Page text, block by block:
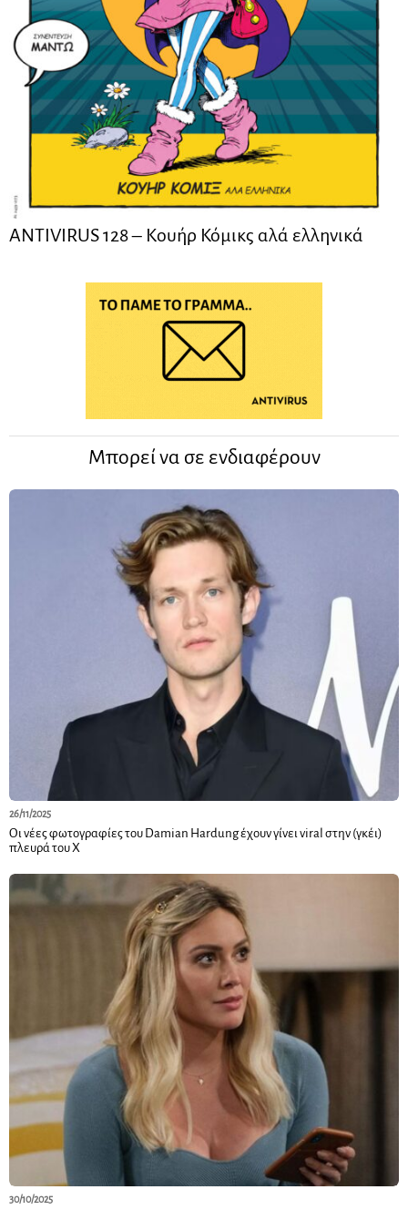
ANTIVIRUS 128 – Kουήρ Κόμικς αλά ελληνικά
Μπορεί να σε ενδιαφέρουν
26/11/2025
Οι νέες φωτογραφίες του Damian Hardung έχουν γίνει viral στην (γκέι)
πλευρά του X
30/10/2025